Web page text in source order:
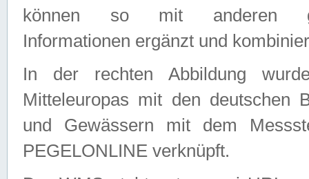
können so mit anderen
Informationen ergänzt und
In der rechten Abbildung
Mitteleuropas mit den deutschen
und Gewässern mit dem
PEGELONLINE verknüpft.